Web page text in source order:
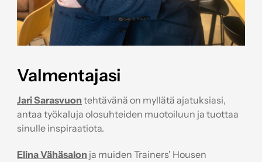
Valmentajasi
Jari Sarasvuon tehtävänä on myllätä ajatuksiasi,
antaa työkaluja olosuhteiden muotoiluun ja tuottaa
sinulle inspiraatiota.
Elina Vähäsalon ja muiden Trainers' Housen